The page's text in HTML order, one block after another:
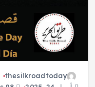
thesilkroadtoday